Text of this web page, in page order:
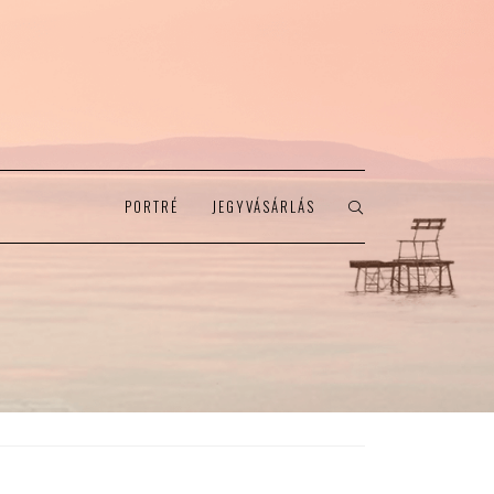
PORTRÉ JEGYVÁSÁRLÁS